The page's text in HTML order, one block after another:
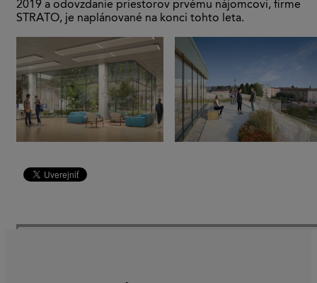
2019 a odovzdanie priestorov prvému nájomcovi, firme
STRATO, je naplánované na konci tohto leta.